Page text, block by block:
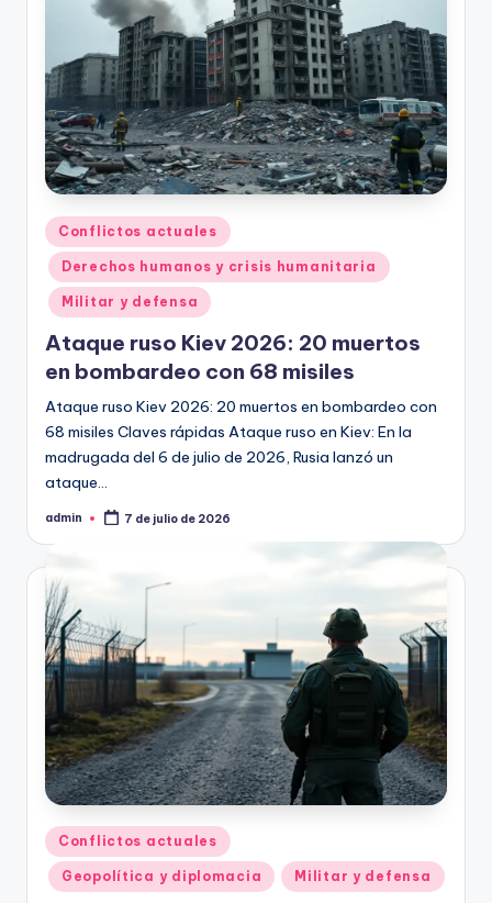
Publicado
en
Conflictos actuales
Derechos humanos y crisis humanitaria
Militar y defensa
Ataque ruso Kiev 2026: 20 muertos
en bombardeo con 68 misiles
Ataque ruso Kiev 2026: 20 muertos en bombardeo con
68 misiles Claves rápidas Ataque ruso en Kiev: En la
madrugada del 6 de julio de 2026, Rusia lanzó un
ataque…
Publicado
admin 7 de julio de 2026
Publicado
en
Conflictos actuales
Geopolítica y diplomacia Militar y defensa